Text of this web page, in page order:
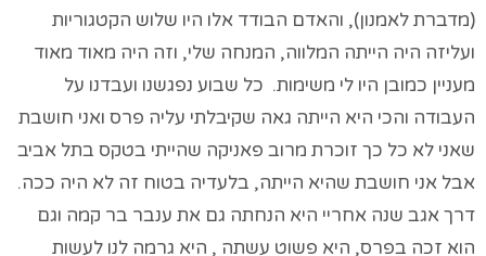
(מדברת לאמנון), והאדם הבודד אלו היו שלוש הקטגוריות
ועליזה היה הייתה המלווה, המנחה שלי, וזה היה מאוד מאוד
מעניין כמובן היו לי משימות. כל שבוע נפגשנו ועבדנו על
העבודה והכי היא הייתה גאה שקיבלתי עליה פרס ואני חושבת
שאני לא כל כך זוכרת מרוב פאניקה שהייתי בטקס בתל אביב
אבל אני חושבת שהיא הייתה, בלעדיה בטוח זה לא היה ככה.
דרך אגב שנה אחריי היא הנחתה גם את ענבר בר קמה וגם
הוא זכה בפרס, היא פשוט עשתה , היא גרמה לנו לעשות